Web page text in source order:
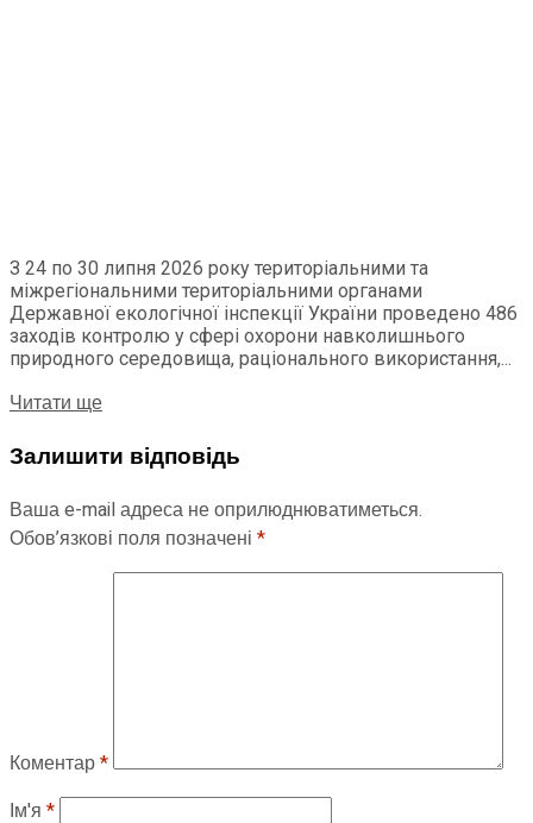
З 24 по 30 липня 2026 року територіальними та
міжрегіональними територіальними органами
Державної екологічної інспекції України проведено 486
заходів контролю у сфері охорони навколишнього
природного середовища, раціонального використання,...
Читати ще
Залишити відповідь
Ваша e-mail адреса не оприлюднюватиметься.
Обов’язкові поля позначені *
Коментар*
Ім'я *